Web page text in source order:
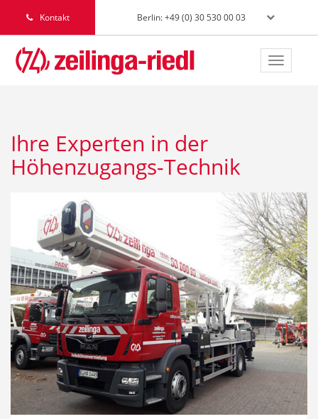
Kontakt Berlin: +49 (0) 30 530 00 03
Toggle
Ihre Experten in der
Höhenzugangs-Technik